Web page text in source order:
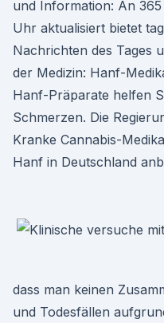
und Information: An
Uhr aktualisiert bietet
Nachrichten des Tages
der Medizin: Hanf-
Hanf-Präparate helfen
Schmerzen. Die
Kranke Cannabis-
Hanf in Deutschland
dass man keinen
und Todesfällen